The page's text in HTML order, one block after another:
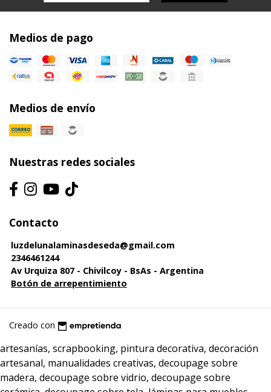
Medios de pago
Medios de envío
Nuestras redes sociales
Contacto
luzdelunalaminasdeseda@gmail.com
2346461244
Av Urquiza 807 - Chivilcoy - BsAs - Argentina
Botón de arrepentimiento
Creado con
artesanías, scrapbooking, pintura decorativa, decoración
artesanal, manualidades creativas, decoupage sobre
madera, decoupage sobre vidrio, decoupage sobre